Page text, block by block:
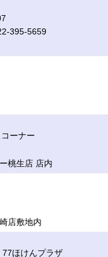
395-5659
ーナー
桃生店 店内
店敷地内
77ほけんプラザ